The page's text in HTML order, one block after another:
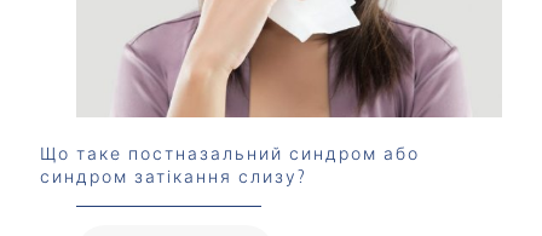
Що таке постназальний синдром або
синдром затікання слизу?